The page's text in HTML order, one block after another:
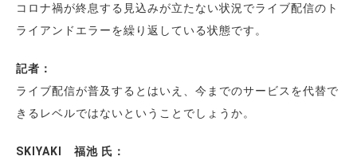
コロナ禍が終息する見込みが立たない状況でライブ配信のト
ライアンドエラーを繰り返している状態です。
記者：
ライブ配信が普及するとはいえ、今までのサービスを代替で
きるレベルではないということでしょうか。
SKIYAKI 福池 氏：